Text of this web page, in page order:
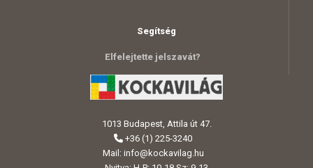
Segítség
Elfelejtette jelszavát?
1013 Budapest, Attila út 47.
+36 (1) 225-3240
Mail: info@kockavilag.hu